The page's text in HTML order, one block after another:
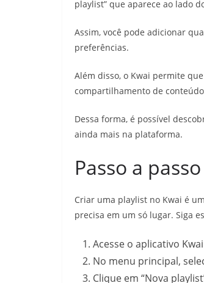
playlist” que aparece ao lado
Assim, você pode adicionar
preferências.
Além disso, o Kwai permite
compartilhamento de
Dessa forma, é possível
ainda mais na plataforma.
Passo a
Criar uma playlist no Kwai é
precisa em um só lugar. Siga
Acesse o aplicativo
No menu principal,
Clique em “Nova